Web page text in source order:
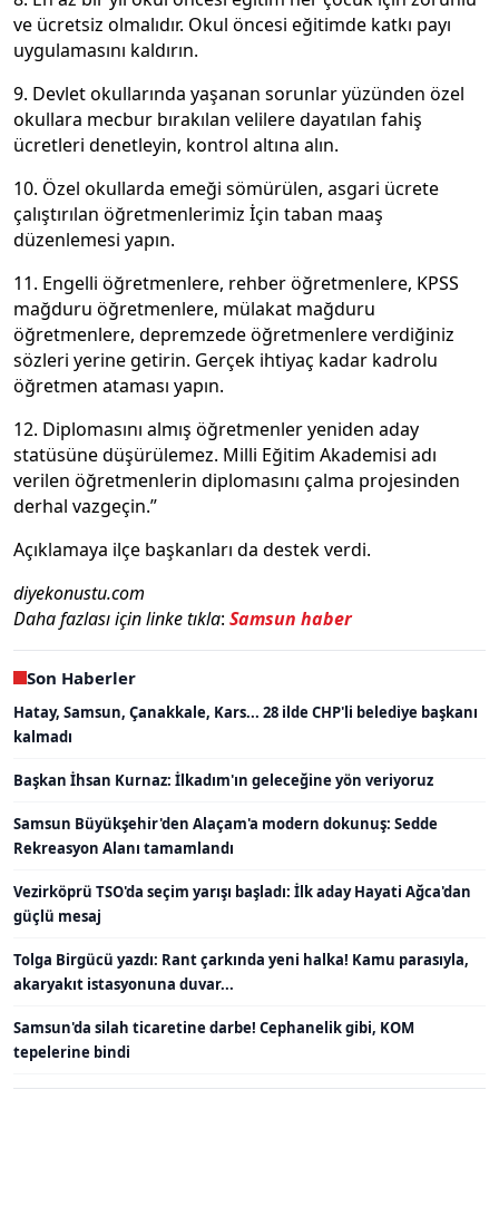
ve ücretsiz olmalıdır. Okul öncesi eğitimde katkı payı
uygulamasını kaldırın.
9. Devlet okullarında yaşanan sorunlar yüzünden özel
okullara mecbur bırakılan velilere dayatılan fahiş
ücretleri denetleyin, kontrol altına alın.
10. Özel okullarda emeği sömürülen, asgari ücrete
çalıştırılan öğretmenlerimiz İçin taban maaş
düzenlemesi yapın.
11. Engelli öğretmenlere, rehber öğretmenlere, KPSS
mağduru öğretmenlere, mülakat mağduru
öğretmenlere, depremzede öğretmenlere verdiğiniz
sözleri yerine getirin. Gerçek ihtiyaç kadar kadrolu
öğretmen ataması yapın.
12. Diplomasını almış öğretmenler yeniden aday
statüsüne düşürülemez. Milli Eğitim Akademisi adı
verilen öğretmenlerin diplomasını çalma projesinden
derhal vazgeçin.”
Açıklamaya ilçe başkanları da destek verdi.
diyekonustu.com
Daha fazlası için linke tıkla: Samsun haber
Son Haberler
Hatay, Samsun, Çanakkale, Kars... 28 ilde CHP'li belediye başkanı
kalmadı
Başkan İhsan Kurnaz: İlkadım'ın geleceğine yön veriyoruz
Samsun Büyükşehir'den Alaçam'a modern dokunuş: Sedde
Rekreasyon Alanı tamamlandı
Vezirköprü TSO'da seçim yarışı başladı: İlk aday Hayati Ağca'dan
güçlü mesaj
Tolga Birgücü yazdı: Rant çarkında yeni halka! Kamu parasıyla,
akaryakıt istasyonuna duvar...
Samsun'da silah ticaretine darbe! Cephanelik gibi, KOM
tepelerine bindi